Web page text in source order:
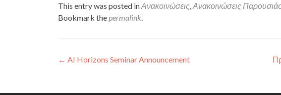
This entry was posted inΑνακοινώσεις,Ανακοινώσεις
Bookmark thepermalink.
Post navigation
← AI Horizons Seminar Announcement